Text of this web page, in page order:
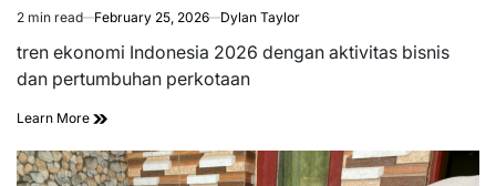
Estimated
read
time
2 min read February 25, 2026 Dylan Taylor
tren ekonomi Indonesia 2026 dengan aktivitas bisnis
dan pertumbuhan perkotaan
Learn More